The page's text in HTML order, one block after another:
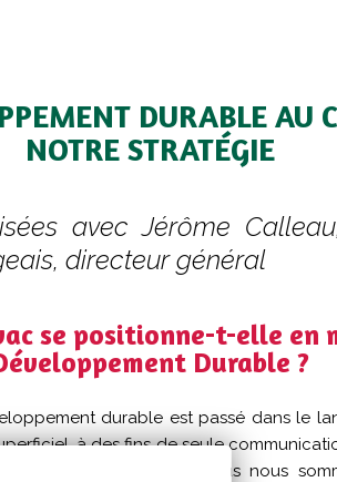
DURABLE AU
NOTRE STRATÉGIE
avec Jérôme
directeur général
se positionne-t-elle en
Durable ?
durable est passé dans le
à des fins de seule
depuis toujours, nous nous